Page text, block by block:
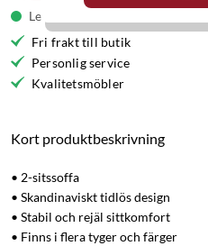
Leveranstid 7-8 veckor
Fri frakt till butik
Personlig service
Kvalitetsmöbler
Kort produktbeskrivning
• 2-sitssoffa
• Skandinaviskt tidlös design
• Stabil och rejäl sittkomfort
• Finns i flera tyger och färger